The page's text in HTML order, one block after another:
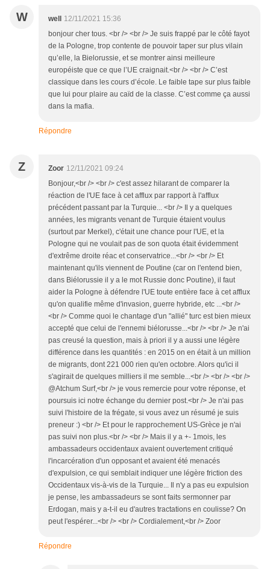
W well
12/11/2021 15:36
bonjour cher tous. <br /> <br /> Je suis frappé par le côté fayot
de la Pologne, trop contente de pouvoir taper sur plus vilain
qu’elle, la Bielorussie, et se montrer ainsi meilleure
européiste que ce que l’UE craignait.<br /> <br /> C’est
classique dans les cours d’école. Le faible tape sur plus faible
que lui pour plaire au caïd de la classe. C’est comme ça aussi
dans la mafia.
Répondre
Z Zoor 12/11/2021 09:24
Bonjour,<br /> <br /> c'est assez hilarant de comparer la
réaction de l'UE face à cet afflux par rapport à l'afflux
précédent passant par la Turquie... <br /> Il y a quelques
années, les migrants venant de Turquie étaient voulus
(surtout par Merkel), c'était une chance pour l'UE, et la
Pologne qui ne voulait pas de son quota était évidemment
d'extrême droite réac et conservatrice...<br /> <br /> Et
maintenant qu'ils viennent de Poutine (car on l'entend bien,
dans Biélorussie il y a le mot Russie donc Poutine), il faut
aider la Pologne à défendre l'UE toute entière face à cet afflux
qu'on qualifie même d'invasion, guerre hybride, etc ...<br />
<br /> Comme quoi le chantage d'un "allié" turc est bien mieux
accepté que celui de l'ennemi biélorusse...<br /> <br /> Je n'ai
pas creusé la question, mais à priori il y a aussi une légère
différence dans les quantités : en 2015 on en était à un million
de migrants, dont 221 000 rien qu'en octobre. Alors qu'ici il
s'agirait de quelques milliers il me semble...<br /> <br /> <br />
@Atchum Surf,<br /> je vous remercie pour votre réponse, et
poursuis ici notre échange du dernier post.<br /> Je n'ai pas
suivi l'histoire de la frégate, si vous avez un résumé je suis
preneur :) <br /> Et pour le rapprochement US-Grèce je n'ai
pas suivi non plus.<br /> <br /> Mais il y a +- 1mois, les
ambassadeurs occidentaux avaient ouvertement critiqué
l'incarcération d'un opposant et avaient été menacés
d'expulsion, ce qui semblait indiquer une légère friction des
Occidentaux vis-à-vis de la Turquie... Il n'y a pas eu expulsion
je pense, les ambassadeurs se sont faits sermonner par
Erdogan, mais y a-t-il eu d'autres tractations en coulisse? On
peut l'espérer...<br /> <br /> Cordialement,<br /> Zoor
Répondre